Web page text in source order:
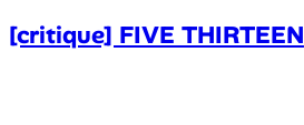
[critique] FIVE THIRTEEN